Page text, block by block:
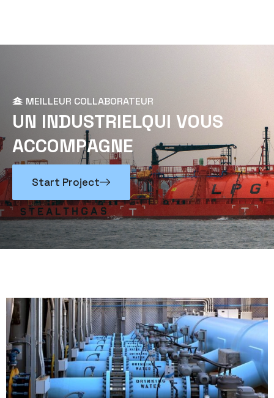
MEILLEUR COLLABORATEUR
UN INDUSTRIELQUI VOUS
ACCOMPAGNE
Start Project